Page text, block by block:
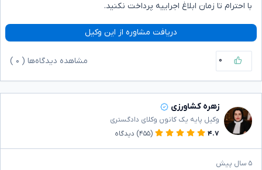
با احترام تا زمان ابلاغ اجراییه پرداخت نکنید.
دریافت مشاوره از این وکیل
۰ مشاهده دیدگاه‌ها ( ۰
زهره کشاورزی
وکیل پایه یک کانون وکلای دادگستری
۴.۷
(۴۵۵) دیدگاه
۵ سال پیش